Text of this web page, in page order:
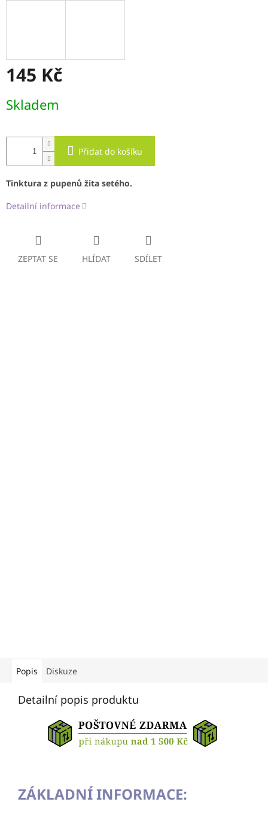
145 Kč
cena:
Skladem
Přidat do košíku
Tinktura z pupenů žita setého.
Detailní informace
ZEPTAT SE HLÍDAT SDÍLET
Popis Diskuze
Detailní popis produktu
ZÁKLADNÍ INFORMACE: